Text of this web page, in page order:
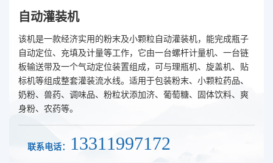
自动灌装机
该机是一款经济实用的粉末及小颗粒自动灌装机，能完成瓶子
自动定位、充填及计量等工作，它由一台螺杆计量机、一台链
板输送带及一个气动定位装置组成，可与理瓶机、旋盖机、贴
标机等组成整套灌装流水线。适用于包装粉末、小颗粒药品、
奶粉、兽药、调味品、粉粒状添加济、葡萄糖、固体饮料、爽
身粉、农药等。
联系电话： 13311997172